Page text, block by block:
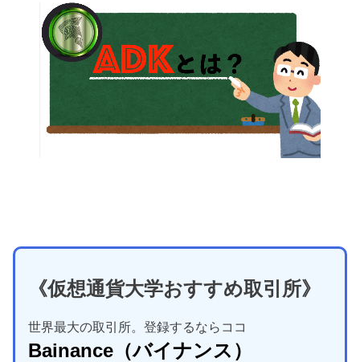
《仮想通貨大学おすすめ取引所》
世界最大の取引所。登録するならココ
Bainance （バイナンス）